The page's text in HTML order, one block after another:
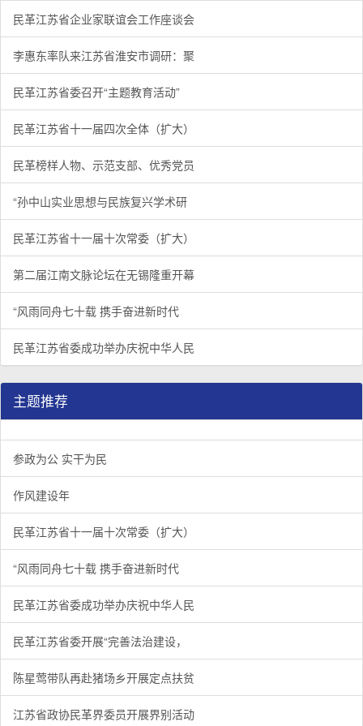
民革江苏省企业家联谊会工作座谈会
李惠东率队来江苏省淮安市调研：聚
民革江苏省委召开“主题教育活动”
民革江苏省十一届四次全体（扩大）
民革榜样人物、示范支部、优秀党员
“孙中山实业思想与民族复兴学术研
民革江苏省十一届十次常委（扩大）
第二届江南文脉论坛在无锡隆重开幕
“风雨同舟七十载 携手奋进新时代
民革江苏省委成功举办庆祝中华人民
主题推荐
参政为公 实干为民
作风建设年
民革江苏省十一届十次常委（扩大）
“风雨同舟七十载 携手奋进新时代
民革江苏省委成功举办庆祝中华人民
民革江苏省委开展“完善法治建设，
陈星莺带队再赴猪场乡开展定点扶贫
江苏省政协民革界委员开展界别活动